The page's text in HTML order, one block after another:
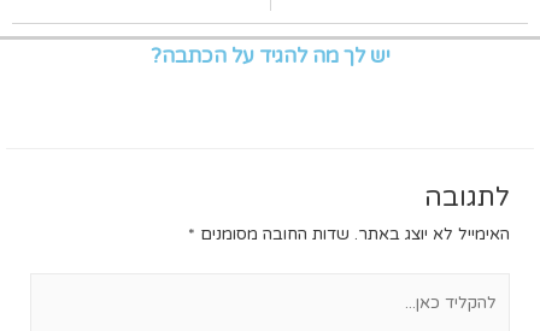
יש לך מה להגיד על הכתבה?
לתגובה
האימייל לא יוצג באתר. שדות החובה מסומנים *